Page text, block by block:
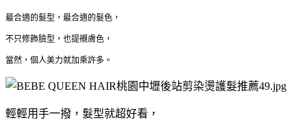
最合適的髮型，最合適的髮色，
不只修飾臉型，也提襯膚色，
當然，個人美力就加乘許多。
輕輕用手一撥，髮型就超好看，